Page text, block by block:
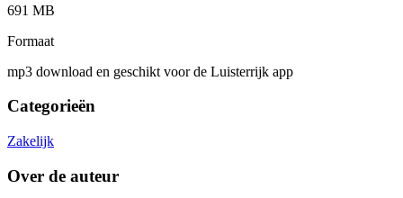
691 MB
Formaat
mp3 download en geschikt voor de Luisterrijk app
Categorieën
Zakelijk
Over de auteur